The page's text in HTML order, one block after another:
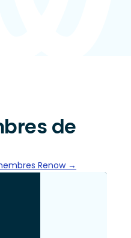
de
Renow →